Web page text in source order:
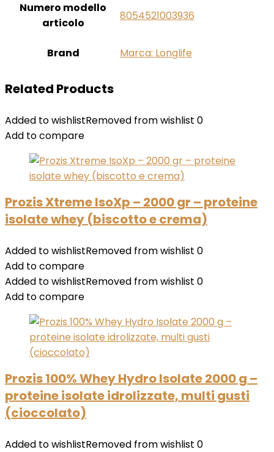
Numero modello
articolo
‎8054521003936
Brand Marca: Longlife
Related Products
Added to wishlistRemoved from wishlist 0
Add to compare
Prozis Xtreme IsoXp – 2000 gr – proteine
isolate whey (biscotto e crema)
Added to wishlistRemoved from wishlist 0
Add to compare
Added to wishlistRemoved from wishlist 0
Add to compare
Prozis 100% Whey Hydro Isolate 2000 g –
proteine isolate idrolizzate, multi gusti
(cioccolato)
Added to wishlistRemoved from wishlist 0